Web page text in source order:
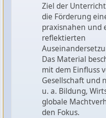
Ziel der
die Förderung
praxisnahen und
reflektierten
Das Material
mit dem Einfluss
Gesellschaft und
u. a. Bildung,
globale
den Fokus.